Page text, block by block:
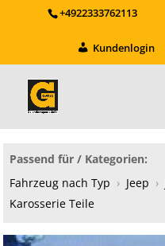
+4922333762113
Kundenlogin
Passend für / Kategorien:
Fahrzeug nach Typ › Jeep ›
Karosserie Teile